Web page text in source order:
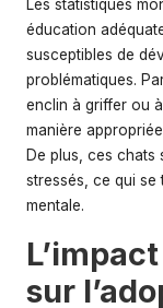
Les statistiques
éducation
susceptibles de
problématiques.
enclin à griffer ou
manière
De plus, ces chats
stressés, ce qui se
mentale.
sur